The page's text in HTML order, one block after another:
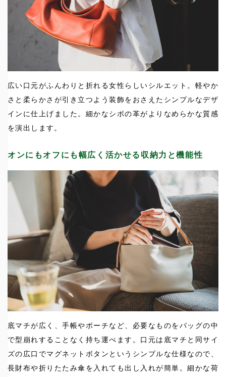
広い口元がふんわりと折れる女性らしいシルエット。軽やか
さと柔らかさが引き立つよう装飾をおさえたシンプルなデザ
インに仕上げました。細かなシボの革がよりなめらかな質感
を演出します。
オンにもオフにも幅広く活かせる収納力と機能性
底マチが広く、手帳やポーチなど、必要なものをバッグの中
で型崩れすることなく持ち運べます。口元は底マチと同サイ
ズの広口でマグネットボタンというシンプルな仕様なので、
長財布や折りたたみ傘を入れても出し入れが簡単。細かな荷